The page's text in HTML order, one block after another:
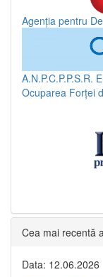
Agenția pentru
A.N.P.C.P.P.S.R.
Ocuparea Forței
Cea mai recentă
Data: 12.06.2026